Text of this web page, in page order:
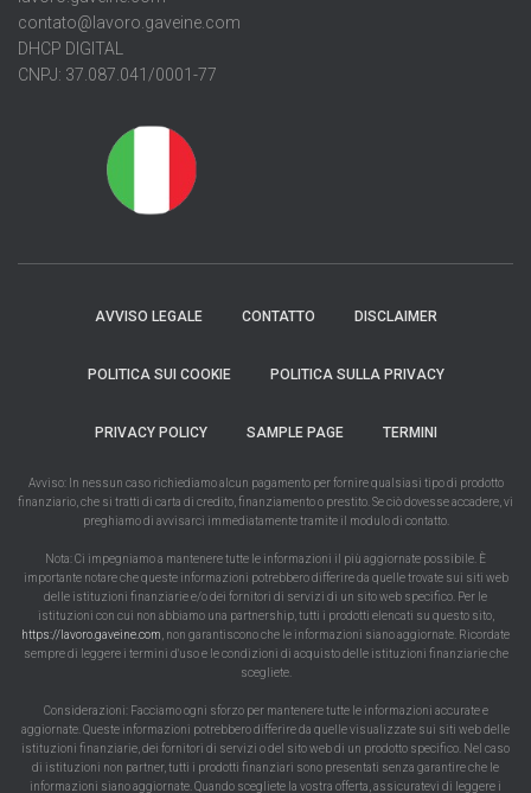
contato@lavoro.gaveine.com
DHCP DIGITAL
CNPJ: 37.087.041/0001-77
AVVISO LEGALE CONTATTO DISCLAIMER
POLITICA SUI COOKIE POLITICA SULLA PRIVACY
PRIVACY POLICY SAMPLE PAGE TERMINI
Avviso: In nessun caso richiediamo alcun pagamento per fornire qualsiasi tipo di prodotto
finanziario, che si tratti di carta di credito, finanziamento o prestito. Se ciò dovesse accadere, vi
preghiamo di avvisarci immediatamente tramite il modulo di contatto.
Nota: Ci impegniamo a mantenere tutte le informazioni il più aggiornate possibile. È
importante notare che queste informazioni potrebbero differire da quelle trovate sui siti web
delle istituzioni finanziarie e/o dei fornitori di servizi di un sito web specifico. Per le
istituzioni con cui non abbiamo una partnership, tutti i prodotti elencati su questo sito,
https://lavoro.gaveine.com, non garantiscono che le informazioni siano aggiornate. Ricordate
sempre di leggere i termini d'uso e le condizioni di acquisto delle istituzioni finanziarie che
scegliete.
Considerazioni: Facciamo ogni sforzo per mantenere tutte le informazioni accurate e
aggiornate. Queste informazioni potrebbero differire da quelle visualizzate sui siti web delle
istituzioni finanziarie, dei fornitori di servizi o del sito web di un prodotto specifico. Nel caso
di istituzioni non partner, tutti i prodotti finanziari sono presentati senza garantire che le
informazioni siano aggiornate. Quando scegliete la vostra offerta, assicuratevi di leggere i